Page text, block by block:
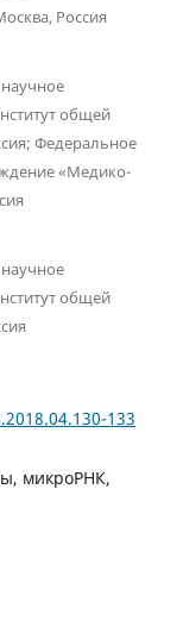
Россия
общей
Федеральное
«Медико-
общей
133
микроРНК,